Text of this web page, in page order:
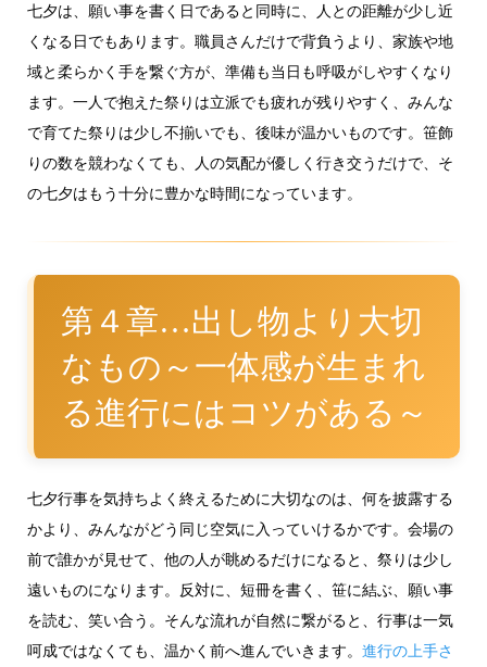
七夕は、願い事を書く日であると同時に、人との距離が少し近
くなる日でもあります。職員さんだけで背負うより、家族や地
域と柔らかく手を繋ぐ方が、準備も当日も呼吸がしやすくなり
ます。一人で抱えた祭りは立派でも疲れが残りやすく、みんな
で育てた祭りは少し不揃いでも、後味が温かいものです。笹飾
りの数を競わなくても、人の気配が優しく行き交うだけで、そ
の七夕はもう十分に豊かな時間になっています。
第４章…出し物より大切
なもの～一体感が生まれ
る進行にはコツがある～
七夕行事を気持ちよく終えるために大切なのは、何を披露する
かより、みんながどう同じ空気に入っていけるかです。会場の
前で誰かが見せて、他の人が眺めるだけになると、祭りは少し
遠いものになります。反対に、短冊を書く、笹に結ぶ、願い事
を読む、笑い合う。そんな流れが自然に繋がると、行事は一気
呵成ではなくても、温かく前へ進んでいきます。 進行の上手さ